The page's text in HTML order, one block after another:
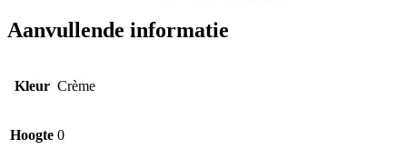
Aanvullende informatie
Kleur Crème
Hoogte 0